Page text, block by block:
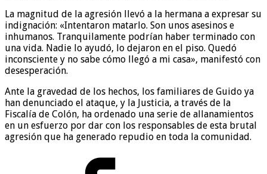
La magnitud de la agresión llevó a la hermana a expresar su
indignación: «Intentaron matarlo. Son unos asesinos e
inhumanos. Tranquilamente podrían haber terminado con
una vida. Nadie lo ayudó, lo dejaron en el piso. Quedó
inconsciente y no sabe cómo llegó a mi casa», manifestó con
desesperación.
Ante la gravedad de los hechos, los familiares de Guido ya
han denunciado el ataque, y la Justicia, a través de la
Fiscalía de Colón, ha ordenado una serie de allanamientos
en un esfuerzo por dar con los responsables de esta brutal
agresión que ha generado repudio en toda la comunidad.